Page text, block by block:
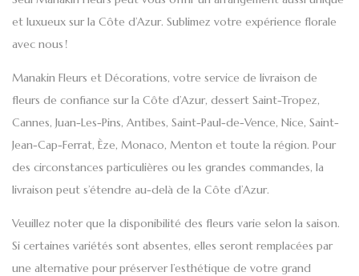
et luxueux surla Côte d’Azur. Sublimez votre expérience florale
avec nous !
Manakin Fleurs et Décorations, votre service de livraison de
fleurs de confiance sur la Côte d’Azur, dessert Saint-Tropez,
Cannes, Juan-Les-Pins, Antibes, Saint-Paul-de-Vence, Nice, Saint-
Jean-Cap-Ferrat, Èze, Monaco, Menton et toute la région. Pour
des circonstances particulières ou les grandes commandes, la
livraison peut s’étendre au-delà de la Côte d’Azur.
Veuillez noter que la disponibilité des fleurs varie selon la saison.
Si certaines variétés sont absentes, elles seront remplacées par
une alternative pour préserver l’esthétique de votre grand